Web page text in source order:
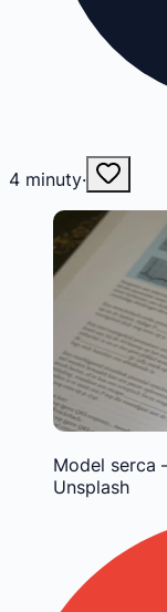
4 minuty·
Model serca
Unsplash